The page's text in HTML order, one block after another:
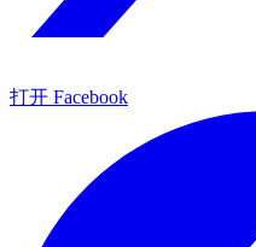
打开 Facebook